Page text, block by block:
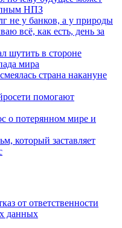
НПЗ
не у банков, а у природы
всё, как есть, день за
шутить в стороне
мира
страна накануне
помогают
о потерянном мире и
который заставляет
от ответственности
данных